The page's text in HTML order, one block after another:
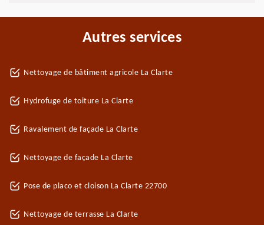
Autres services
Nettoyage de bâtiment agricole La Clarte
Hydrofuge de toiture La Clarte
Ravalement de façade La Clarte
Nettoyage de façade La Clarte
Pose de placo et cloison La Clarte 22700
Nettoyage de terrasse La Clarte